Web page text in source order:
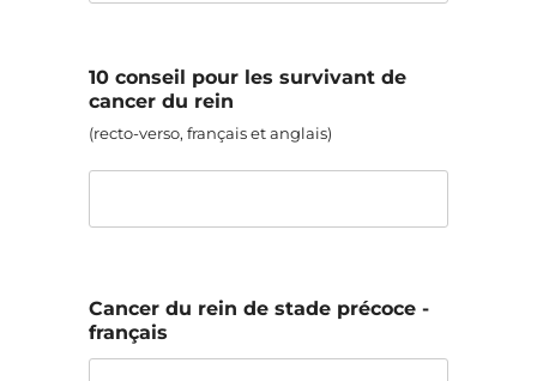
10 conseil pour les survivant de
cancer du rein
(recto-verso, français et anglais)
Cancer du rein de stade précoce -
français